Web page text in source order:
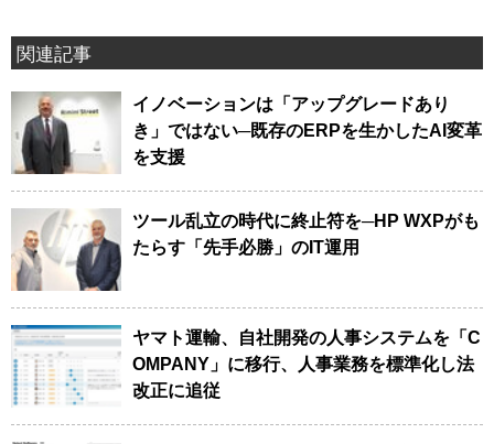
関連記事
イノベーションは「アップグレードあり
き」ではない─既存のERPを生かしたAI変革
を支援
ツール乱立の時代に終止符を─HP WXPがも
たらす「先手必勝」のIT運用
ヤマト運輸、自社開発の人事システムを「C
OMPANY」に移行、人事業務を標準化し法
改正に追従